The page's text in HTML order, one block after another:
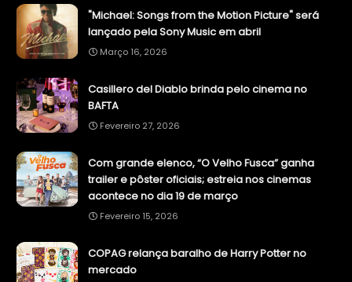
"Michael: Songs from the Motion Picture" será
lançado pela Sony Music em abril
Março 16, 2026
Casillero del Diablo brinda pelo cinema no
BAFTA
Fevereiro 27, 2026
Com grande elenco, “O Velho Fusca” ganha
trailer e pôster oficiais; estreia nos cinemas
acontece no dia 19 de março
Fevereiro 15, 2026
COPAG relança baralho de Harry Potter no
mercado